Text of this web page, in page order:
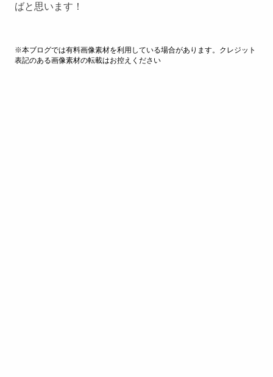
ばと思います！
※本ブログでは有料画像素材を利用している場合があります。クレジット
表記のある画像素材の転載はお控えください